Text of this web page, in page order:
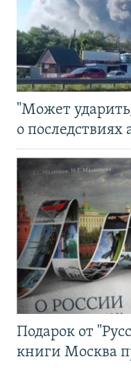
"Может
о
Подарок от
книги Москва